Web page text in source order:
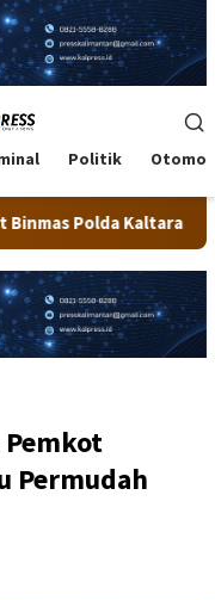
Politik
Beras SPHP
Permudah